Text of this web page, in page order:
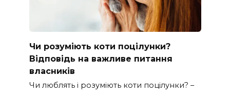
Чи розуміють коти поцілунки?
Відповідь на важливе питання
власників
Чи люблять і розуміють коти поцілунки? –